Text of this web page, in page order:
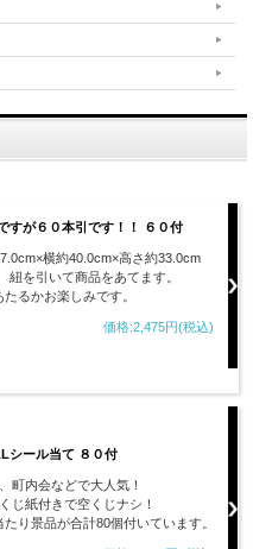
すが６０本引です！！ ６０付
横約40.0cm×高さ約33.0cm
を引いて商品をあてます。
たるかお楽しみです。
価格:2,475円(税込)
シール当て ８０付
町内会などで大人気！
じ紙付きで空くじナシ！
り景品が合計80個付いています。